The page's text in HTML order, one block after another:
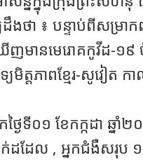
ងថា ៖ បន្ទាប់ពីសម្រ
ើញមានមេរោគកូវីដ-១
មិត្តភាពខ្មែរ-សូវៀត
ៃទី០១ ខែកក្កដា ឆ្នាំ២
ដដែល , អ្នកជំងឺសរុប